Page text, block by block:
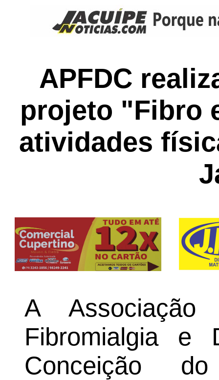
APFDC
projeto "Fibro
atividades
A
Fibromialgia e
Conceição